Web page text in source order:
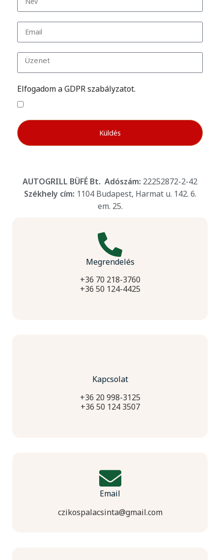
AUTOGRILL BÜFÉ Bt. Adószám: 22252872-2-42
Székhely cím: 1104 Budapest, Harmat u. 142. 6.
em. 25.
Megrendelés
+36 70 218-3760
+36 50 124-4425
Kapcsolat
+36 20 998-3125
+36 50 124 3507
Email
czikospalacsinta@gmail.com
Elfogadom a GDPR szabályzatot.
Küldés